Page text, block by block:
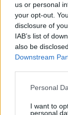
us or personal
your opt-out.
disclosure of
IAB’s list of
also be
Downstream
Personal
I want to
personal